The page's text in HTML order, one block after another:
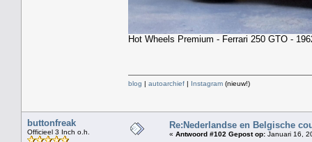
Hot Wheels Premium - Ferrari 250 GTO -
blog | autoarchief | Instagram (nieuw!)
buttonfreak
Officieel 3 Inch o.h.
Re:Nederlandse en Belgische
« Antwoord #102 Gepost op: Januari 16,